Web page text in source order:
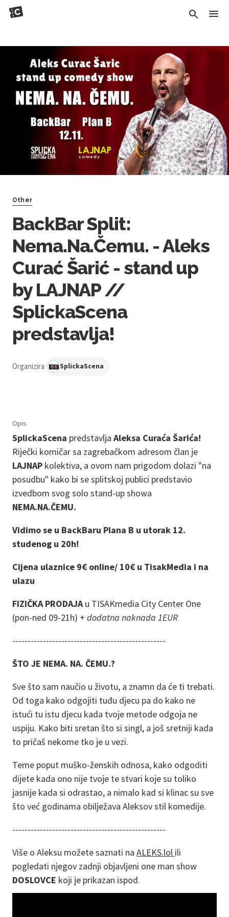
Other
BackBar Split:
Nema.Na.Čemu. - Aleks
Curać Šarić - stand up
by LAJNAP //
SplickaScena
predstavlja!
Organizira SplickaScena
Opis
SplickaScena predstavlja Aleksa Curaća Šarića!
Riječki komičar sa zagrebačkom adresom član je
LAJNAP kolektiva, a ovom nam prigodom dolazi "na
posudbu" kako bi se splitskoj publici predstavio
izvedbom svog solo stand-up showa
NEMA.NA.ČEMU.
Vidimo se u BackBaru Plana B u utorak 12.
studenog u 20h!
Cijena ulaznice 9€ online/ 10€ u TisakMedia i na
ulazu
FIZIČKA PRODAJAu TISAKmedia City Center One
(pon-ned 09-21h) + dodatna naknada 1EUR
--------------------------------------------------
ŠTO JE NEMA. NA. ČEMU.?
Sve što sam naučio u životu, a znamn da će ti trebati.
Od toga kako odgojiti tuđu djecu pa do kako ne
istući tu istu djecu kada tvoje metode odgoja ne
uspiju. Kako biti sretan što si singl, a još sretniji kada
to pričaš nekome tko je u vezi.
Teme poput muško-ženskih odnosa, kako odgoditi
dijete kada ono nije tvoje te stvari koje su toliko
jasnije kada si odrastao, a nimalo kad si klinac su sve
što već godinama obilježava Aleksov stil komedije.
--------------------------------------------------
Više o Aleksu možete saznati na ALEKS.lol ili
pogledati njegov zadnji objavljeni one man show
DOSLOVCE koji je prikazan ispod.